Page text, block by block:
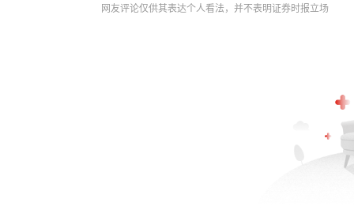
网友评论仅供其表达个人看法，并不表明证券时报立场